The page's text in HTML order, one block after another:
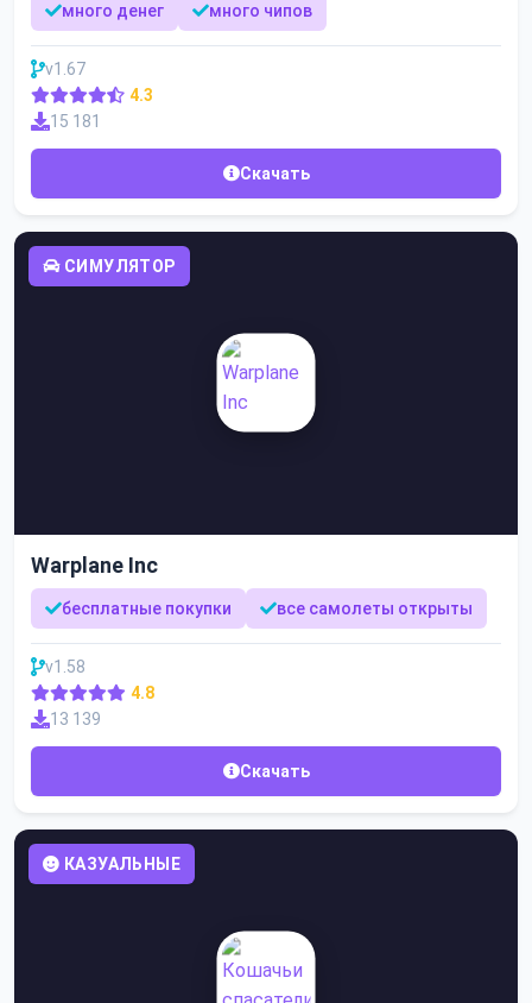
много денег много чипов
v1.67
4.3
15 181
Скачать
СИМУЛЯТОР
Warplane Inc
бесплатные покупки все самолеты открыты
v1.58
4.8
13 139
Скачать
КАЗУАЛЬНЫЕ